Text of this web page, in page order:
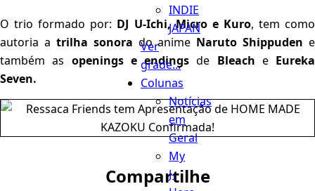
INDIE
JAPAN
Ver
grade...
Colunas
Notícias
em
Geral
My
J-
O trio formado por: DJ U-Ichi, Micro e Kuro, tem como
autoria a trilha sonora do anime Naruto Shippuden e
também as openings e endingsde Bleach e Eureka
Seven.
Compartilhe